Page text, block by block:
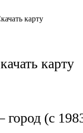
карту
карту
(с